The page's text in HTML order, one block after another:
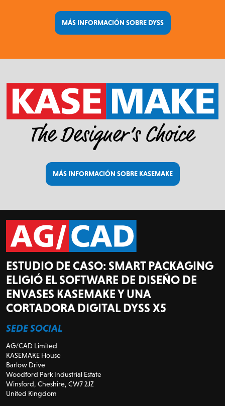
MÁS INFORMACIÓN SOBRE DYSS
MÁS INFORMACIÓN SOBRE KASEMAKE
ESTUDIO DE CASO: SMART PACKAGING
ELIGIÓ EL SOFTWARE DE DISEÑO DE
ENVASES KASEMAKE Y UNA
CORTADORA DIGITAL DYSS X5
SEDE SOCIAL
AG/CAD Limited
KASEMAKE House
Barlow Drive
Woodford Park Industrial Estate
Winsford, Cheshire, CW7 2JZ
United Kingdom